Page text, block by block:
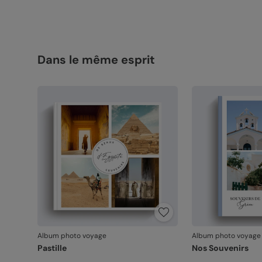
Dans le même esprit
Album photo voyage
Pastille
Album photo voyage
Nos Souvenirs